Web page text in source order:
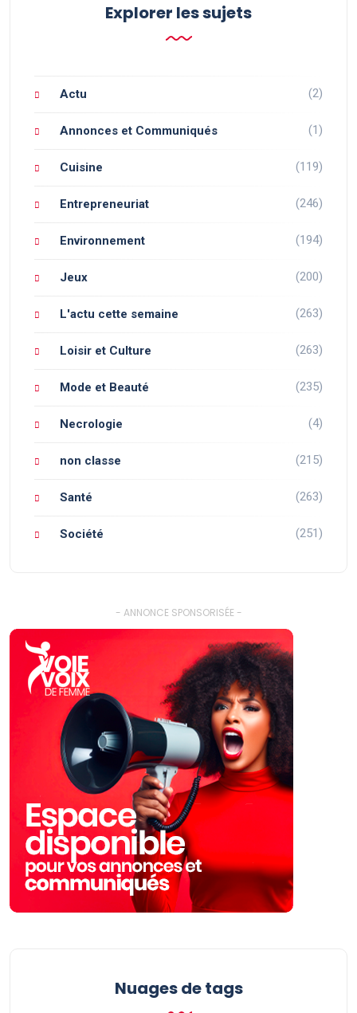
Explorer les sujets
Actu (2)
Annonces et Communiqués (1)
Cuisine (119)
Entrepreneuriat (246)
Environnement (194)
Jeux (200)
L'actu cette semaine (263)
Loisir et Culture (263)
Mode et Beauté (235)
Necrologie (4)
non classe (215)
Santé (263)
Société (251)
- ANNONCE SPONSORISÉE -
Nuages ​​de tags